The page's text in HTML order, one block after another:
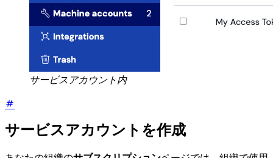
サービスアカウント内
サービスアカウントを作成